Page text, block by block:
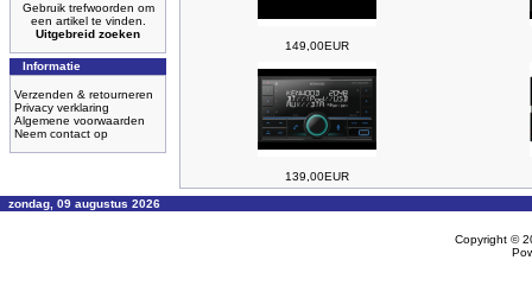
Gebruik trefwoorden om
een artikel te vinden.
Uitgebreid zoeken
Informatie
Verzenden & retourneren
Privacy verklaring
Algemene voorwaarden
Neem contact op
149,00EUR
139,00EUR
zondag, 09 augustus 2026
Copyright ©